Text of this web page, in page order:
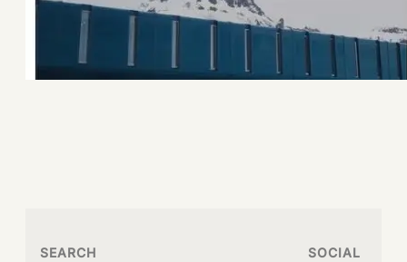
SEARCH SOCIAL